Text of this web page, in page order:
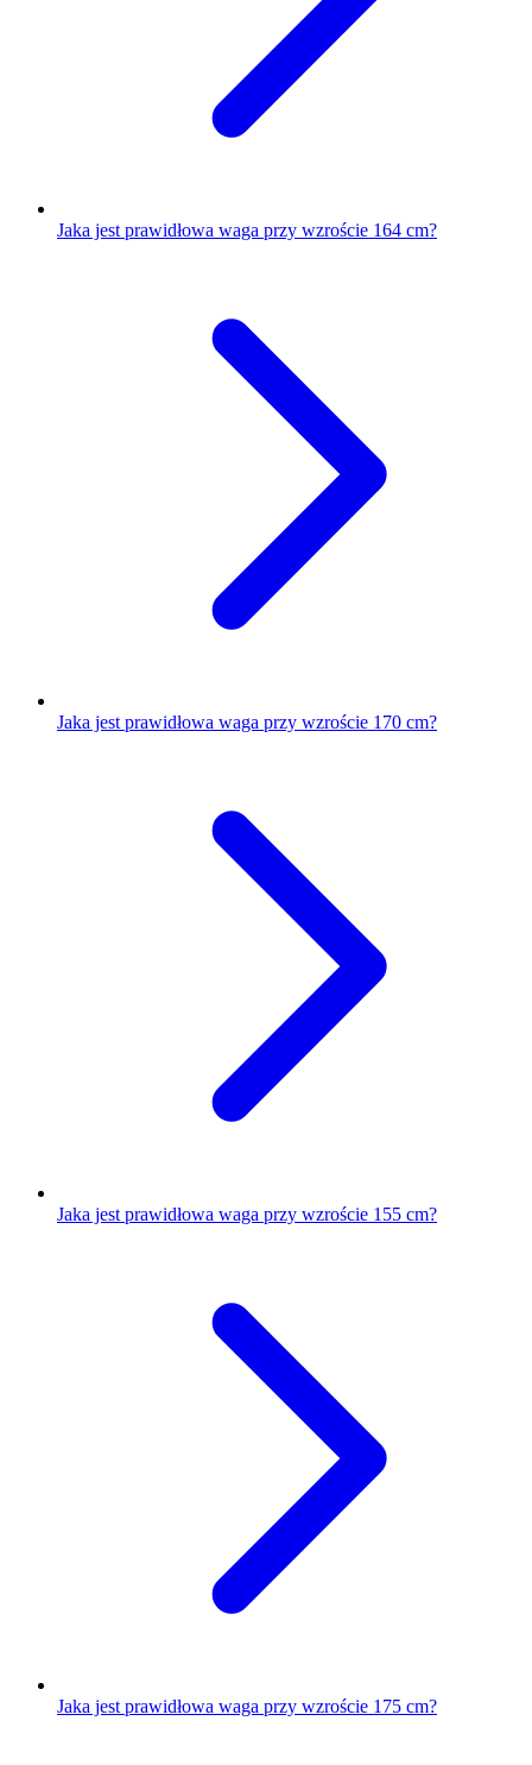
Jaka jest prawidłowa waga przy wzroście 164 cm?
Jaka jest prawidłowa waga przy wzroście 170 cm?
Jaka jest prawidłowa waga przy wzroście 155 cm?
Jaka jest prawidłowa waga przy wzroście 175 cm?